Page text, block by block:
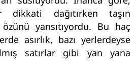
dikkati dağıtırken taşın
yansıtıyordu. Bu haç
asırlık, bazı yerlerdeyse
satırlar gibi yan yana